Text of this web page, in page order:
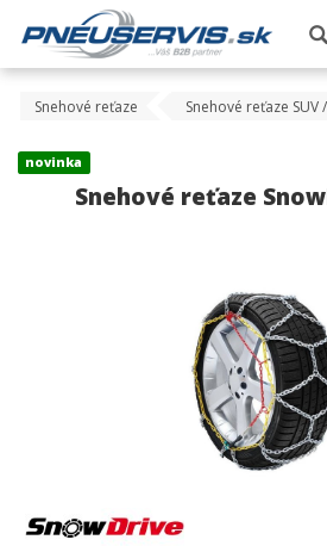
Snehové reťaze Snehové reťaze SUV
novinka
Snehové reťaze